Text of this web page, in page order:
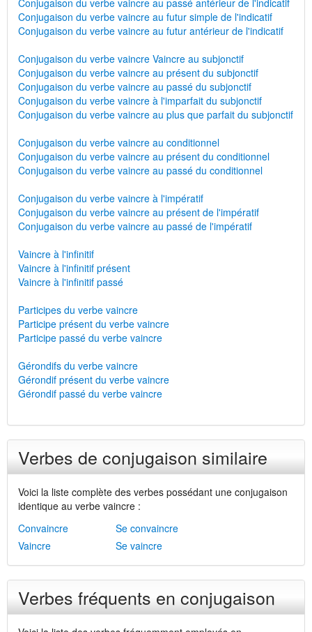
Conjugaison du verbe vaincre au passé antérieur de l'indicatif
Conjugaison du verbe vaincre au futur simple de l'indicatif
Conjugaison du verbe vaincre au futur antérieur de l'indicatif
Conjugaison du verbe vaincre Vaincre au subjonctif
Conjugaison du verbe vaincre au présent du subjonctif
Conjugaison du verbe vaincre au passé du subjonctif
Conjugaison du verbe vaincre à l'imparfait du subjonctif
Conjugaison du verbe vaincre au plus que parfait du subjonctif
Conjugaison du verbe vaincre au conditionnel
Conjugaison du verbe vaincre au présent du conditionnel
Conjugaison du verbe vaincre au passé du conditionnel
Conjugaison du verbe vaincre à l'impératif
Conjugaison du verbe vaincre au présent de l'impératif
Conjugaison du verbe vaincre au passé de l'impératif
Vaincre à l'infinitif
Vaincre à l'infinitif présent
Vaincre à l'infinitif passé
Participes du verbe vaincre
Participe présent du verbe vaincre
Participe passé du verbe vaincre
Gérondifs du verbe vaincre
Gérondif présent du verbe vaincre
Gérondif passé du verbe vaincre
Verbes de conjugaison similaire
Voici la liste complète des verbes possédant une conjugaison
identique au verbe vaincre :
Convaincre
Se convaincre
Vaincre
Se vaincre
Verbes fréquents en conjugaison